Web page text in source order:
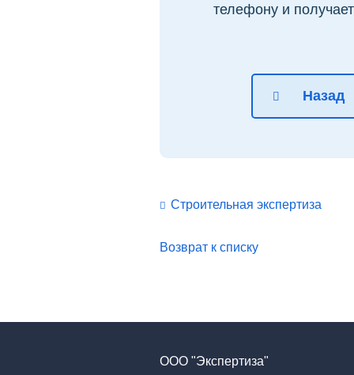
телефону и
Назад
Строительная экспертиза
Возврат к списку
ООО "Экспертиза"